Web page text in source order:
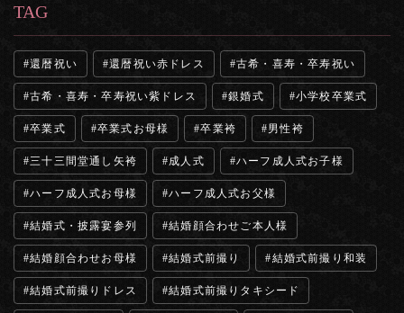
TAG
還暦祝い 還暦祝い赤ドレス 古希・喜寿・卒寿祝い
古希・喜寿・卒寿祝い紫ドレス 銀婚式 小学校卒業式
卒業式 卒業式お母様 卒業袴 男性袴
三十三間堂通し矢袴 成人式 ハーフ成人式お子様
ハーフ成人式お母様 ハーフ成人式お父様
結婚式・披露宴参列 結婚顔合わせご本人様
結婚顔合わせお母様 結婚式前撮り 結婚式前撮り和装
結婚式前撮りドレス 結婚式前撮りタキシード